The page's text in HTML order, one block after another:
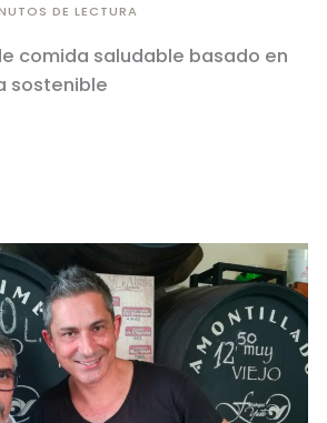
DE LECTURA
comida saludable basado en
sostenible